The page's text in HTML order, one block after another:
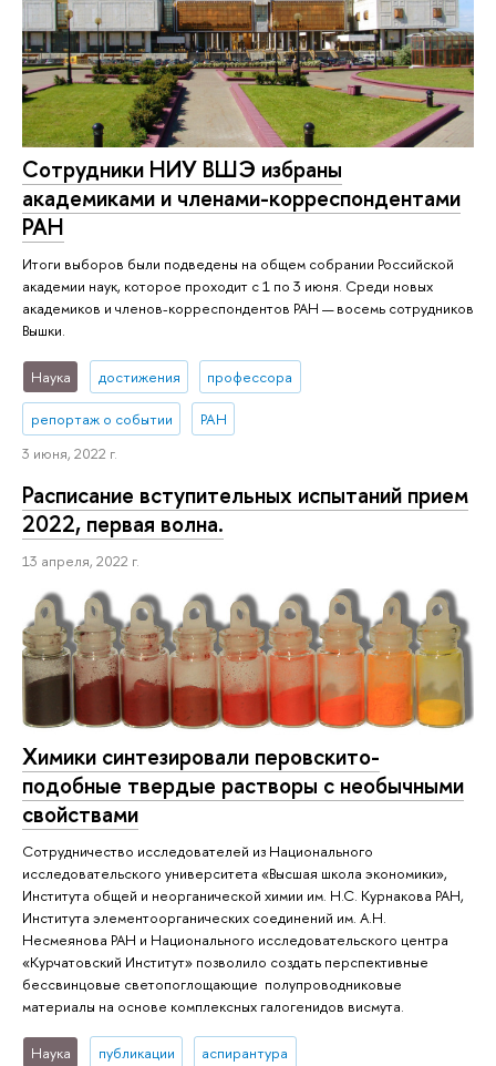
Сотрудники НИУ ВШЭ избраны
академиками и членами-корреспондентами
РАН
Итоги выборов были подведены на общем собрании Российской
академии наук, которое проходит с 1 по 3 июня. Среди новых
академиков и членов-корреспондентов РАН — восемь сотрудников
Вышки.
Наука достижения профессора
репортаж о событии
РАН
3 июня, 2022 г.
Расписание вступительных испытаний прием
2022, первая волна.
13 апреля, 2022 г.
Химики синтезировали перовскито-
подобные твердые растворы с необычными
свойствами
Сотрудничество исследователей из Национального
исследовательского университета «Высшая школа экономики»,
Института общей и неорганической химии им. Н.С. Курнакова РАН,
Института элементоорганических соединений им. А.Н.
Несмеянова РАН и Национального исследовательского центра
«Курчатовский Институт» позволило создать перспективные
бессвинцовые светопоглощающие полупроводниковые
материалы на основе комплексных галогенидов висмута.
Наука публикации
аспирантура